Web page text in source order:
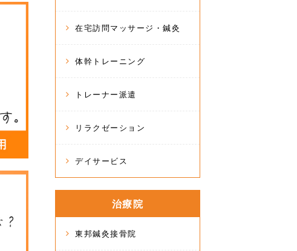
在宅訪問マッサージ・鍼灸
体幹トレーニング
トレーナー派遣
リラクゼーション
デイサービス
治療院
東邦鍼灸接骨院